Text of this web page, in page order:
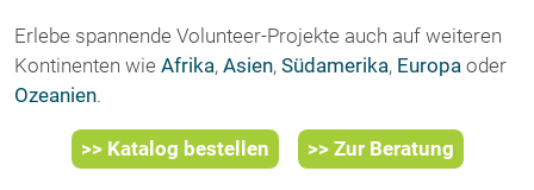
Erlebe spannende Volunteer-Projekte auch auf weiteren
Kontinenten wie Afrika, Asien, Südamerika, Europa oder
Ozeanien.
>> Katalog bestellen >> Zur Beratung